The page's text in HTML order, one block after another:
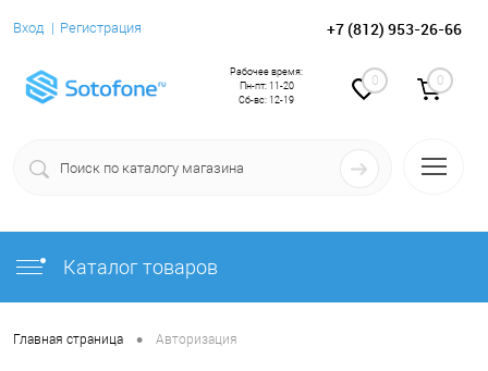
Вход Регистрация +7 (812) 953-26-66
0 0
Рабочее время:
Пн-пт: 11-20
Сб-вс: 12-19
Каталог товаров
Главная страница • Авторизация